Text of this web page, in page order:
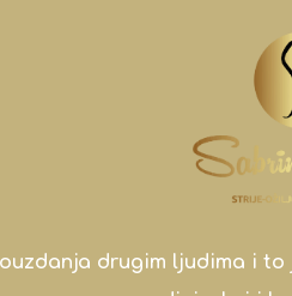
drugim ljudima i